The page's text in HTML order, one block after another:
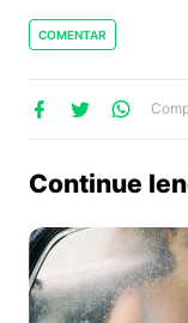
COMENTAR
Continue